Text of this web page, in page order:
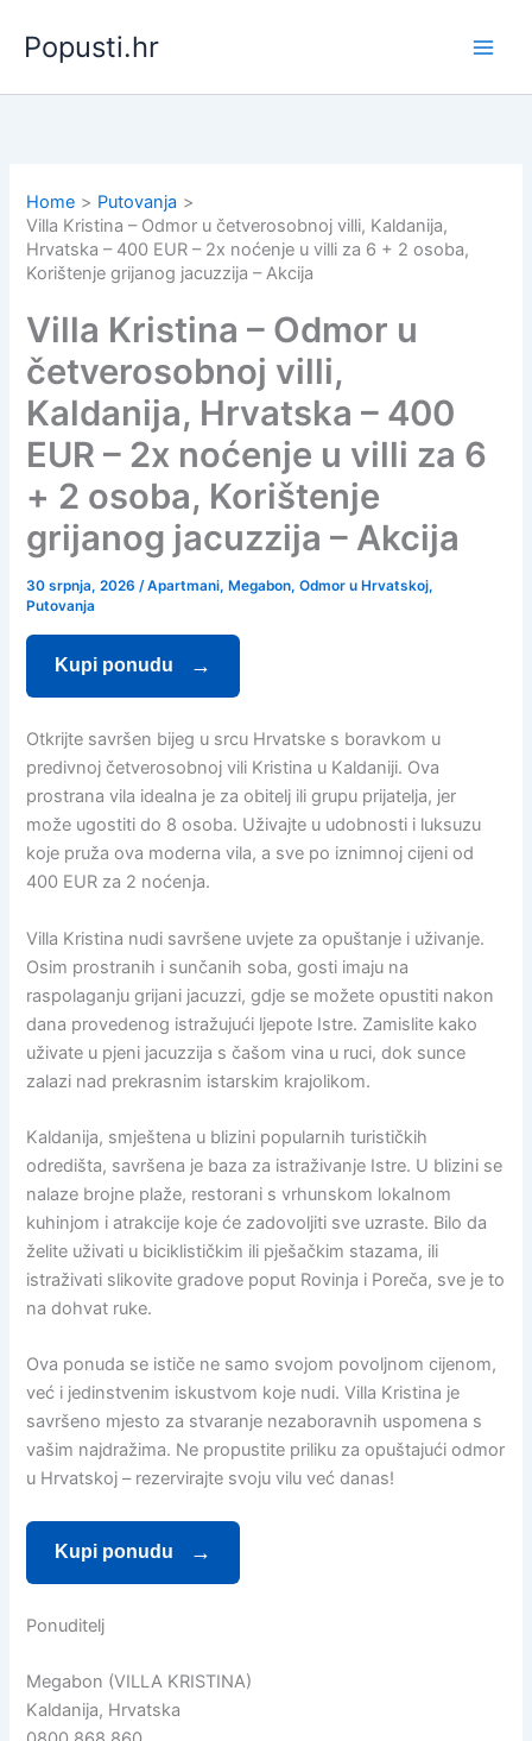
content
Popusti.hr
Home
Putovanja
Villa Kristina – Odmor u četverosobnoj villi, Kaldanija,
Hrvatska – 400 EUR – 2x noćenje u villi za 6 + 2 osoba,
Korištenje grijanog jacuzzija – Akcija
Villa Kristina – Odmor u
četverosobnoj villi,
Kaldanija, Hrvatska – 400
EUR – 2x noćenje u villi za 6
+ 2 osoba, Korištenje
grijanog jacuzzija – Akcija
30 srpnja, 2026/Apartmani, Megabon,Odmor u Hrvatskoj,
Putovanja
Kupi ponudu
Otkrijte savršen bijeg u srcu Hrvatske s boravkom u
predivnoj četverosobnoj vili Kristina u Kaldaniji. Ova
prostrana vila idealna je za obitelj ili grupu prijatelja, jer
može ugostiti do 8 osoba. Uživajte u udobnosti i luksuzu
koje pruža ova moderna vila, a sve po iznimnoj cijeni od
400 EUR za 2 noćenja.
Villa Kristina nudi savršene uvjete za opuštanje i uživanje.
Osim prostranih i sunčanih soba, gosti imaju na
raspolaganju grijani jacuzzi, gdje se možete opustiti nakon
dana provedenog istražujući ljepote Istre. Zamislite kako
uživate u pjeni jacuzzija s čašom vina u ruci, dok sunce
zalazi nad prekrasnim istarskim krajolikom.
Kaldanija, smještena u blizini popularnih turističkih
odredišta, savršena je baza za istraživanje Istre. U blizini se
nalaze brojne plaže, restorani s vrhunskom lokalnom
kuhinjom i atrakcije koje će zadovoljiti sve uzraste. Bilo da
želite uživati u biciklističkim ili pješačkim stazama, ili
istraživati slikovite gradove poput Rovinja i Poreča, sve je to
na dohvat ruke.
Ova ponuda se ističe ne samo svojom povoljnom cijenom,
već i jedinstvenim iskustvom koje nudi. Villa Kristina je
savršeno mjesto za stvaranje nezaboravnih uspomena s
vašim najdražima. Ne propustite priliku za opuštajući odmor
u Hrvatskoj – rezervirajte svoju vilu već danas!
Kupi ponudu
Ponuditelj
Megabon (VILLA KRISTINA)
Kaldanija, Hrvatska